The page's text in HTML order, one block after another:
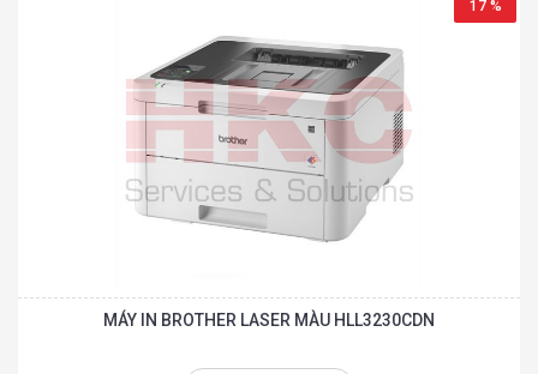
17 %
MÁY IN BROTHER LASER MÀU HLL3230CDN